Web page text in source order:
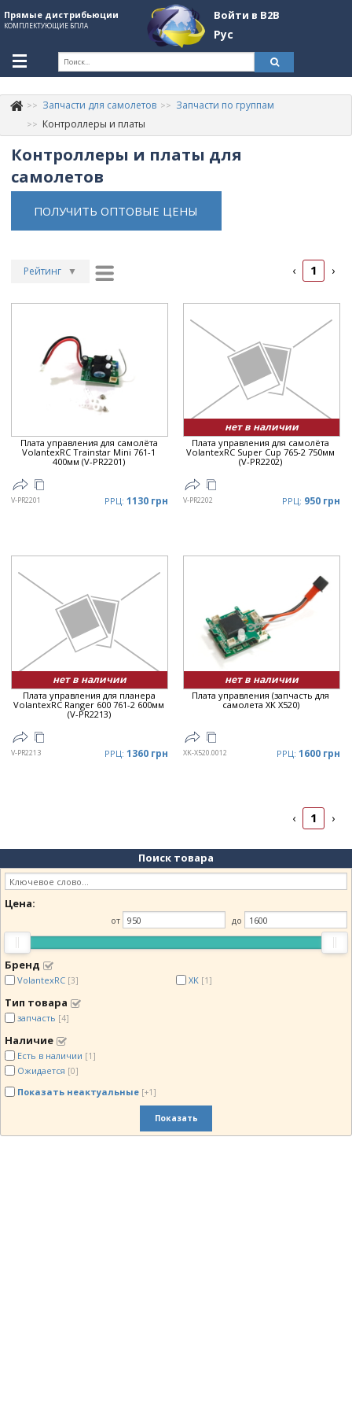
Прямые дистрибьюции
КОМПЛЕКТУЮЩИЕ БПЛА
Войти в B2B
Рус
+380507774092
Информация о компании
About Company
Обзоры
Бренды
Войти в B2B
Запчасти для самолетов
Запчасти по группам
Контроллеры и платы
Контроллеры и платы для
самолетов
ПОЛУЧИТЬ ОПТОВЫЕ ЦЕНЫ
Рейтинг ▼
Дата ▼
Цена
Цена
‹ 1 ›
Плата управления для самолёта
VolantexRC Trainstar Mini 761-1
400мм (V-PR2201)
V-PR2201 РРЦ: 1130 грн
нет в наличии
Плата управления для самолёта
VolantexRC Super Cup 765-2 750мм
(V-PR2202)
V-PR2202 РРЦ: 950 грн
нет в наличии
Плата управления для планера
VolantexRC Ranger 600 761-2 600мм
(V-PR2213)
V-PR2213 РРЦ: 1360 грн
нет в наличии
Плата управления (запчасть для
самолета XK X520)
XK-X520.0012 РРЦ: 1600 грн
‹ 1 ›
Поиск товара
Цена:
от до
Бренд
VolantexRC [3] XK [1]
Тип товара
запчасть [4]
Наличие
Есть в наличии [1]
Ожидается [0]
Показать неактуальные [+1]
Показать